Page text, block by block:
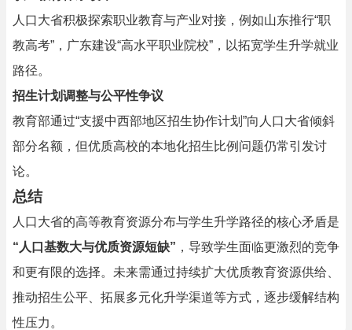
人口大省积极探索职业教育与产业对接，例如山东推行“职
教高考”，广东建设“高水平职业院校”，以拓宽学生升学就业
路径。
招生计划调整与公平性争议
教育部通过“支援中西部地区招生协作计划”向人口大省倾斜
部分名额，但优质高校的本地化招生比例问题仍常引发讨
论。
总结
人口大省的高等教育资源分布与学生升学路径的核心矛盾是
“人口基数大与优质资源短缺” ，导致学生面临更激烈的竞争
和更有限的选择。未来需通过持续扩大优质教育资源供给、
推动招生公平、拓展多元化升学渠道等方式，逐步缓解结构
性压力。